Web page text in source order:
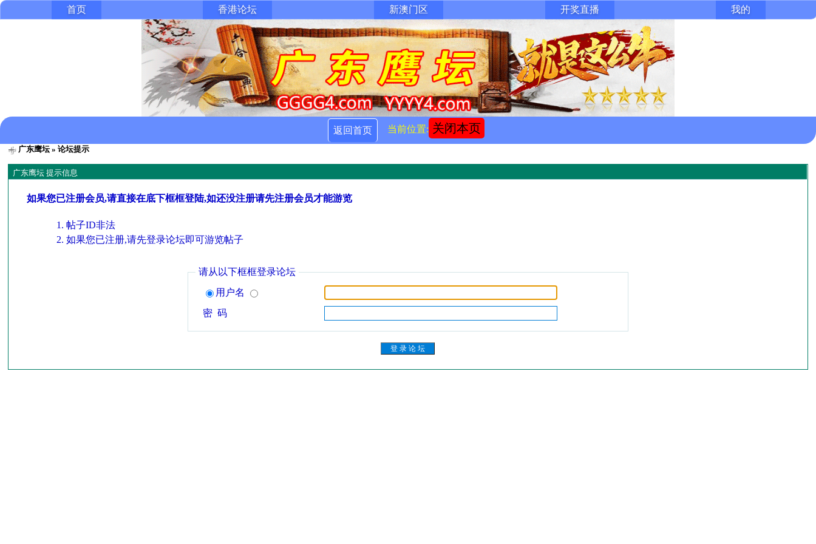
首页 香港论坛 新澳门区 开奖直播 我的
返回首页 当前位置: 关闭本页
广东鹰坛» 论坛提示
广东鹰坛 提示信息
如果您已注册会员,请直接在底下框框登陆,如还没注册请先注册会员才能游览
帖子ID非法
如果您已注册,请先登录论坛即可游览帖子
请从以下框框登录论坛
用户名
密 码